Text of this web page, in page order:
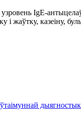
IgE-
i жаўтку, казеіну,